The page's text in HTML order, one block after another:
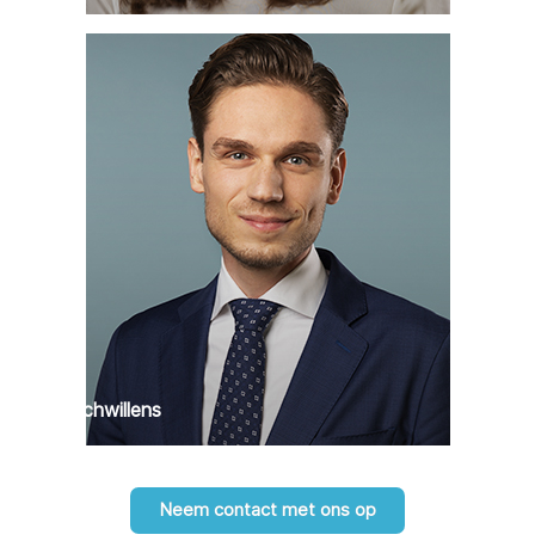
Max Schwillens
Neem contact met ons op